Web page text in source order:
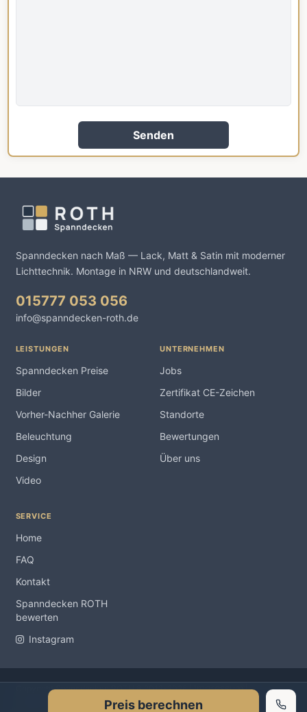
Senden
Spanndecken nach Maß — Lack, Matt & Satin mit moderner
Lichttechnik. Montage in NRW und deutschlandweit.
015777 053 056
info@spanndecken-roth.de
LEISTUNGEN
Spanndecken Preise
Bilder
Vorher-Nachher Galerie
Beleuchtung
Design
Video
UNTERNEHMEN
Jobs
Zertifikat CE-Zeichen
Standorte
Bewertungen
Über uns
SERVICE
Home
FAQ
Kontakt
Spanndecken ROTH
bewerten
Instagram
Copyright Spanndecken ROTH ® 2012-2026 |Impressum|
DatenschutzerklärungPreis berechnen